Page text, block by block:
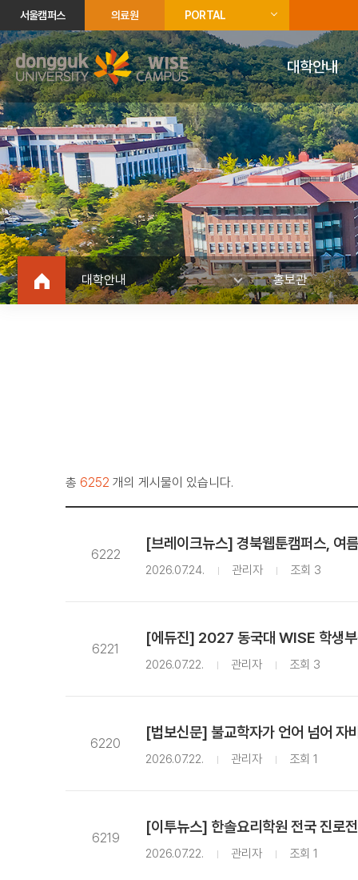
서울캠퍼스 의료원 PORTAL
대학안내
대학안내 홍보관
총 6252 개의 게시물이 있습니다.
6222
[브레이크뉴스] 경북웹툰캠퍼스, 여
2026.07.24. 관리자 조회 3
6221
[에듀진] 2027 동국대 WISE 학생
2026.07.22. 관리자 조회 3
6220
[법보신문] 불교학자가 언어 넘어 자
2026.07.22. 관리자 조회 1
6219
[이투뉴스] 한솔요리학원 전국 진로
2026.07.22. 관리자 조회 1